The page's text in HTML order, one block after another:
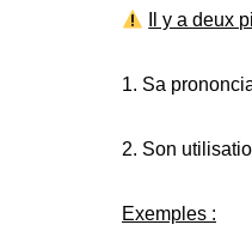
Il y a deux
1. Sa
2. Son
Exemples :